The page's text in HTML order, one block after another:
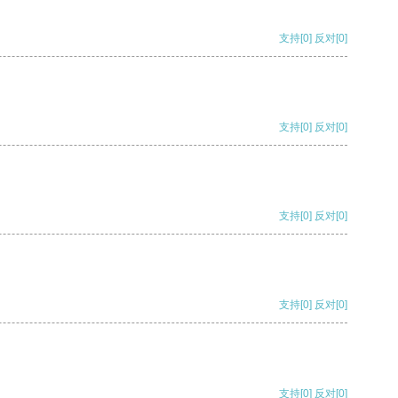
支持[0] 反对[0]
支持[0] 反对[0]
支持[0] 反对[0]
支持[0] 反对[0]
支持[0] 反对[0]